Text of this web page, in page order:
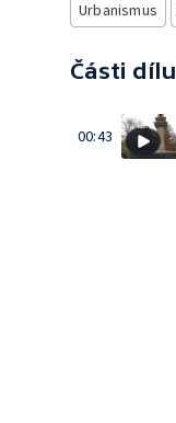
Urbanismus
Části dílu
00:43